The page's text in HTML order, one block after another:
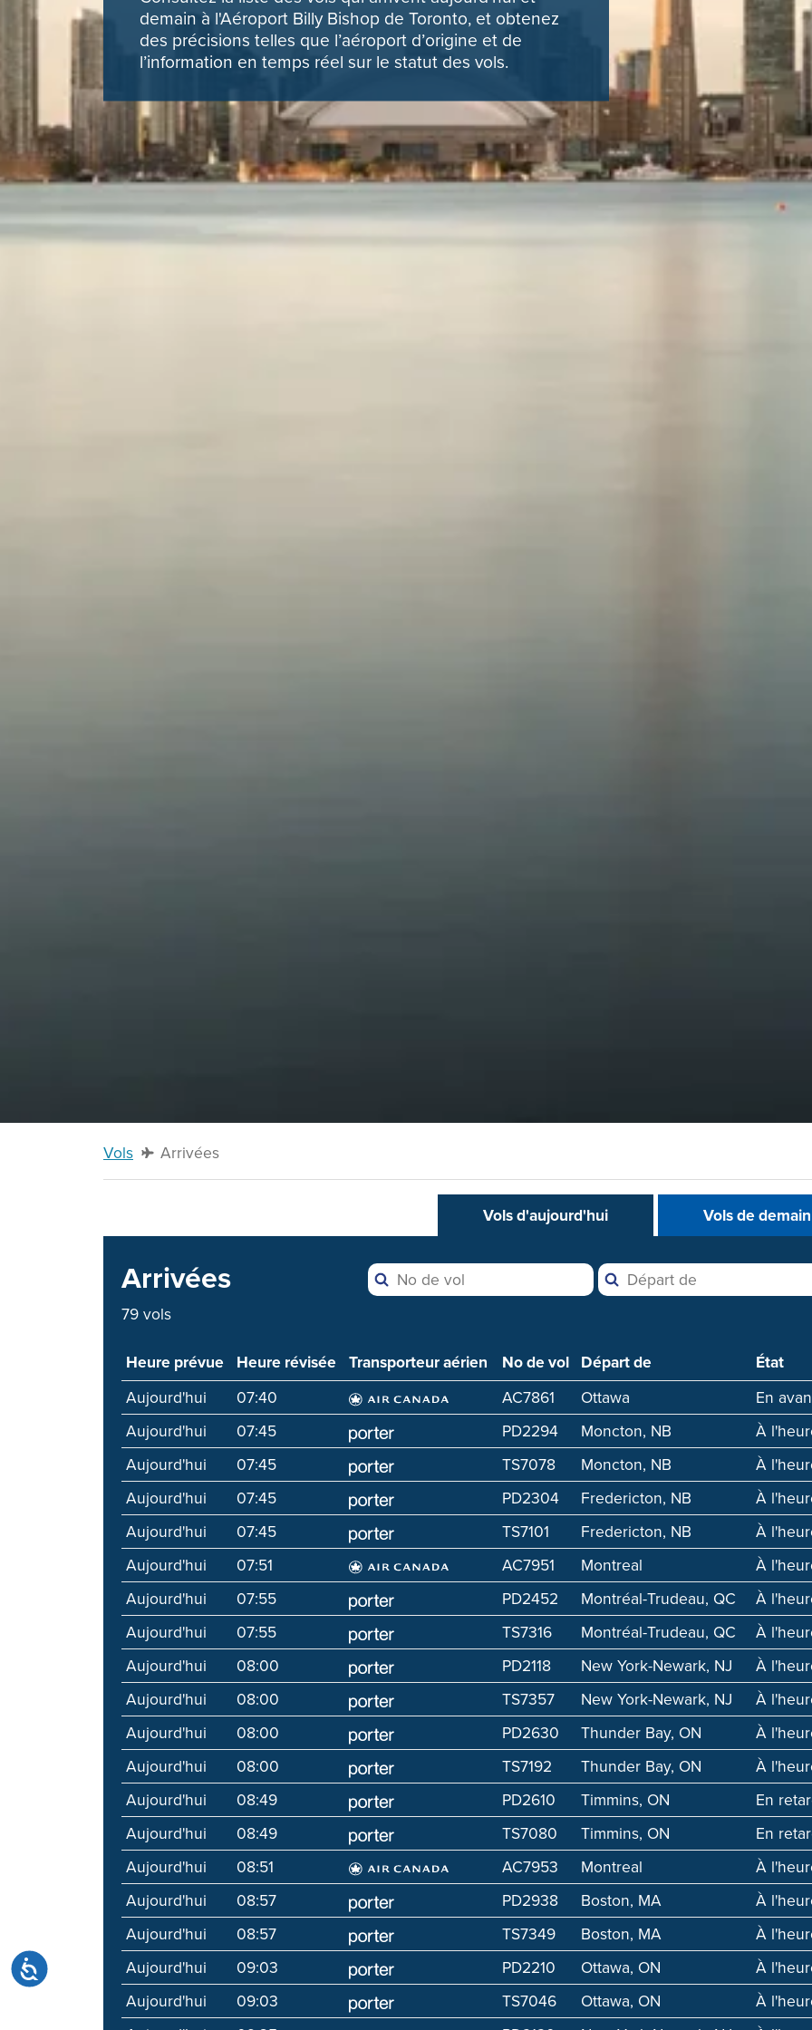
Accessibilité
demain à l'Aéroport Billy Bishop de Toronto, et obtenez
des précisions telles que l’aéroport d’origine et de
l’information en temps réel sur le statut des vols.
Vols Arrivées
Vols d'aujourd'hui Vols de demain
Arrivées
79 vols
Heure prévue Heure révisée Transporteur aérien No de vol Départ de
État
Aujourd'hui
07:40 AC7861 Ottawa
En
Aujourd'hui
07:45 PD2294 Moncton, NB
À
Aujourd'hui
07:45 TS7078 Moncton, NB
À
Aujourd'hui
07:45 PD2304 Fredericton, NB
À
Aujourd'hui
07:45 TS7101 Fredericton, NB
À
Aujourd'hui
07:51 AC7951 Montreal
À
Aujourd'hui
07:55 PD2452 Montréal-Trudeau, QC
À
Aujourd'hui
07:55 TS7316 Montréal-Trudeau, QC
À
Aujourd'hui
08:00 PD2118 New York-Newark, NJ
À
Aujourd'hui
08:00 TS7357 New York-Newark, NJ
À
Aujourd'hui
08:00 PD2630 Thunder Bay, ON
À
Aujourd'hui
08:00 TS7192 Thunder Bay, ON
À
Aujourd'hui
08:49 PD2610 Timmins, ON
En
Aujourd'hui
08:49 TS7080 Timmins, ON
En
Aujourd'hui
08:51 AC7953 Montreal
À
Aujourd'hui
08:57 PD2938 Boston, MA
À
Aujourd'hui
08:57 TS7349 Boston, MA
À
Aujourd'hui
09:03 PD2210 Ottawa, ON
À
Aujourd'hui
09:03 TS7046 Ottawa, ON
À